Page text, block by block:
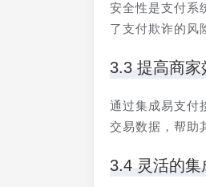
安全性是支付系
了支付欺诈的风
3.3 提高商家
通过集成易支付
交易数据，帮助
3.4 灵活的集